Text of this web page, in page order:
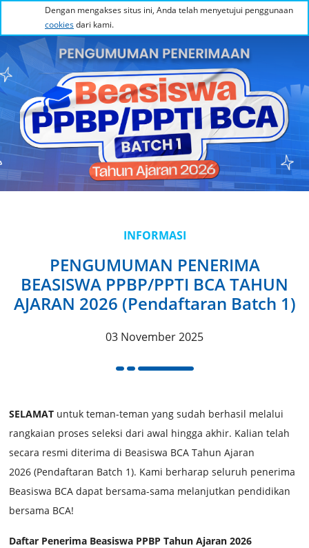
Dengan mengakses situs ini, Anda telah menyetujui penggunaan
cookiesdari kami.
INFORMASI
PENGUMUMAN PENERIMA
BEASISWA PPBP/PPTI BCA TAHUN
AJARAN 2026 (Pendaftaran Batch 1)
03 November 2025
SELAMATuntuk teman-teman yang sudah berhasil melalui
rangkaian proses seleksi dari awal hingga akhir. Kalian telah
secara resmi diterima di Beasiswa BCA Tahun Ajaran
2026 (Pendaftaran Batch 1). Kami berharap seluruh penerima
Beasiswa BCA dapat bersama-sama melanjutkan pendidikan
bersama BCA!
Daftar Penerima Beasiswa PPBP Tahun Ajaran 2026